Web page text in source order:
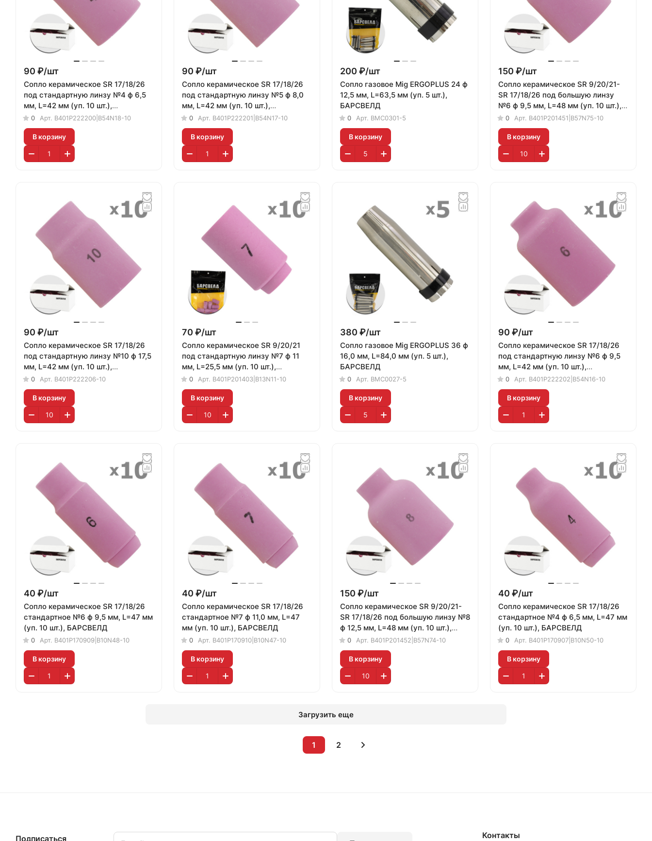
90 ₽/шт
Сопло керамическое SR 17/18/26
под стандартную линзу №4 ф 6,5
мм, L=42 мм (уп. 10 шт.),
БАРСВЕЛД
0 Арт. B401P222200|B54N18-10
В корзину
90 ₽/шт
Сопло керамическое SR 17/18/26
под стандартную линзу №5 ф 8,0
мм, L=42 мм (уп. 10 шт.),
БАРСВЕЛД
0 Арт. B401P222201|B54N17-10
В корзину
200 ₽/шт
Сопло газовое Mig ERGOPLUS 24 ф
12,5 мм, L=63,5 мм (уп. 5 шт.),
БАРСВЕЛД
0 Арт. BMC0301-5
В корзину
150 ₽/шт
Сопло керамическое SR 9/20/21-
SR 17/18/26 под большую линзу
№6 ф 9,5 мм, L=48 мм (уп. 10 шт.),
БАРСВЕЛД
0 Арт. B401P201451|B57N75-10
В корзину
90 ₽/шт
Сопло керамическое SR 17/18/26
под стандартную линзу №10 ф 17,5
мм, L=42 мм (уп. 10 шт.),
БАРСВЕЛД
0 Арт. B401P222206-10
В корзину
70 ₽/шт
Сопло керамическое SR 9/20/21
под стандартную линзу №7 ф 11
мм, L=25,5 мм (уп. 10 шт.),
БАРСВЕЛД
0 Арт. B401P201403|B13N11-10
В корзину
380 ₽/шт
Сопло газовое Mig ERGOPLUS 36 ф
16,0 мм, L=84,0 мм (уп. 5 шт.),
БАРСВЕЛД
0 Арт. BMC0027-5
В корзину
90 ₽/шт
Сопло керамическое SR 17/18/26
под стандартную линзу №6 ф 9,5
мм, L=42 мм (уп. 10 шт.),
БАРСВЕЛД
0 Арт. B401P222202|B54N16-10
В корзину
40 ₽/шт
Сопло керамическое SR 17/18/26
стандартное №6 ф 9,5 мм, L=47 мм
(уп. 10 шт.), БАРСВЕЛД
0 Арт. B401P170909|B10N48-10
В корзину
40 ₽/шт
Сопло керамическое SR 17/18/26
стандартное №7 ф 11,0 мм, L=47
мм (уп. 10 шт.), БАРСВЕЛД
0 Арт. B401P170910|B10N47-10
В корзину
150 ₽/шт
Сопло керамическое SR 9/20/21-
SR 17/18/26 под большую линзу №8
ф 12,5 мм, L=48 мм (уп. 10 шт.),
БАРСВЕЛД
0 Арт. B401P201452|B57N74-10
В корзину
40 ₽/шт
Сопло керамическое SR 17/18/26
стандартное №4 ф 6,5 мм, L=47 мм
(уп. 10 шт.), БАРСВЕЛД
0 Арт. B401P170907|B10N50-10
В корзину
Загрузить еще
1 2
Подписаться Контакты